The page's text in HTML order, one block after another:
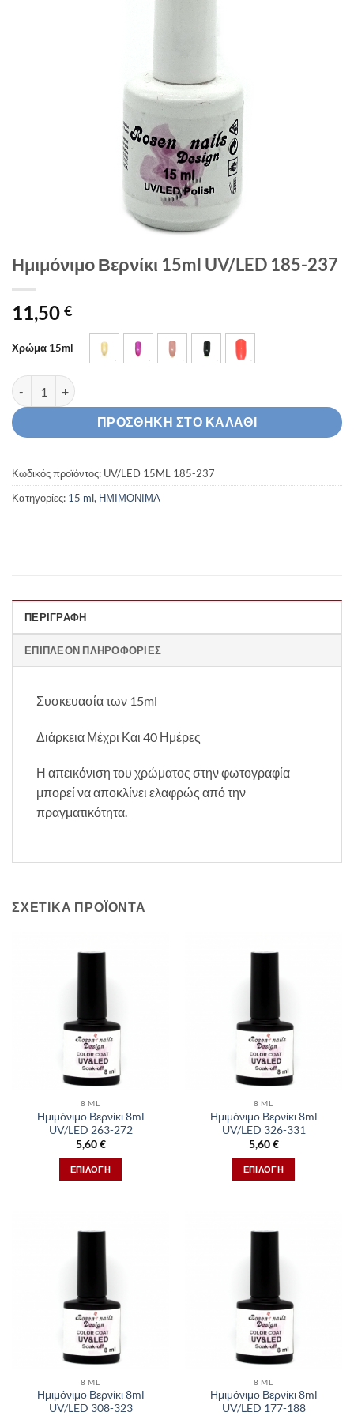
Ημιμόνιμο Βερνίκι 15ml UV/LED 185-237
11,50 €
Χρώμα 15ml
Ημιμόνιμο Βερνίκι 15ml UV/LED 185-237 ποσότητα
ΠΡΟΣΘΉΚΗ ΣΤΟ ΚΑΛΆΘΙ
Κωδικός προϊόντος: UV/LED 15ML 185-237
Κατηγορίες: 15 ml, ΗΜΙΜΟΝΙΜA
ΠΕΡΙΓΡΑΦΉ
ΕΠΙΠΛΈΟΝ ΠΛΗΡΟΦΟΡΊΕΣ
Συσκευασία των 15ml
Διάρκεια Μέχρι Και 40 Ημέρες
Η απεικόνιση του χρώματος στην φωτογραφία
μπορεί να αποκλίνει ελαφρώς από την
πραγματικότητα.
ΣΧΕΤΙΚΆ ΠΡΟΪΌΝΤΑ
8 ML
Ημιμόνιμο Βερνίκι 8ml
UV/LED 263-272
5,60€
ΕΠΙΛΟΓΉ
πολλαπλές
παραλλαγές.
επιλογές
μπορούν
να
επιλεγούν
σελίδα
του
8 ML
Ημιμόνιμο Βερνίκι 8ml
UV/LED 326-331
5,60€
ΕΠΙΛΟΓΉ
πολλαπλές
παραλλαγές.
επιλογές
μπορούν
να
επιλεγούν
σελίδα
του
8 ML
Ημιμόνιμο Βερνίκι 8ml
UV/LED 308-323
8 ML
Ημιμόνιμο Βερνίκι 8ml
UV/LED 177-188